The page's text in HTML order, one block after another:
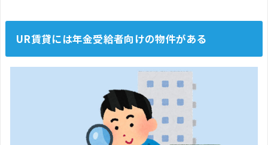
UR賃貸には年金受給者向けの物件がある